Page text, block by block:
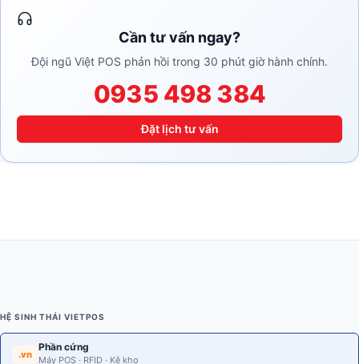
Cần tư vấn ngay?
Đội ngũ Việt POS phản hồi trong 30 phút giờ hành chính.
0935 498 384
Đặt lịch tư vấn
HỆ SINH THÁI VIETPOS
.vn
Phần cứng
Máy POS · RFID · Kệ kho